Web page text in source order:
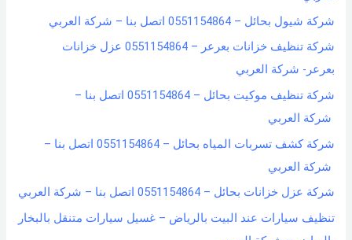
شركة شيول بحائل – 0551154864 اتصل بنا – شركة العربي
شركة تنظيف خزانات بعرعر – 0551154864 عزل خزانات
بعرعر- شركة العربي
شركة تنظيف موكيت بحائل – 0551154864 اتصل بنا –
شركة العربي
شركة كشف تسربات المياه بحائل – 0551154864 اتصل بنا –
شركة العربي
شركة عزل خزانات بحائل – 0551154864 اتصل بنا – شركة العربي
تنظيف سيارات عند البيت بالرياض – غسيل سيارات متنقل بالبخار